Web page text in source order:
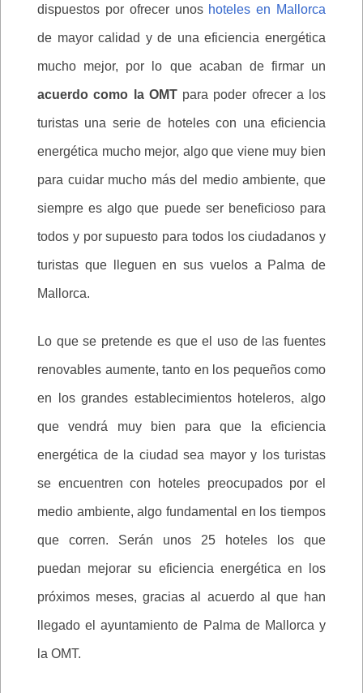
dispuestos por ofrecer unos hoteles en Mallorca
de mayor calidad y de una eficiencia energética
mucho mejor, por lo que acaban de firmar un
acuerdo como la OMT para poder ofrecer a los
turistas una serie de hoteles con una eficiencia
energética mucho mejor, algo que viene muy bien
para cuidar mucho más del medio ambiente, que
siempre es algo que puede ser beneficioso para
todos y por supuesto para todos los ciudadanos y
turistas que lleguen en sus vuelos a Palma de
Mallorca.
Lo que se pretende es que el uso de las fuentes
renovables aumente, tanto en los pequeños como
en los grandes establecimientos hoteleros, algo
que vendrá muy bien para que la eficiencia
energética de la ciudad sea mayor y los turistas
se encuentren con hoteles preocupados por el
medio ambiente, algo fundamental en los tiempos
que corren. Serán unos 25 hoteles los que
puedan mejorar su eficiencia energética en los
próximos meses, gracias al acuerdo al que han
llegado el ayuntamiento de Palma de Mallorca y
la OMT.